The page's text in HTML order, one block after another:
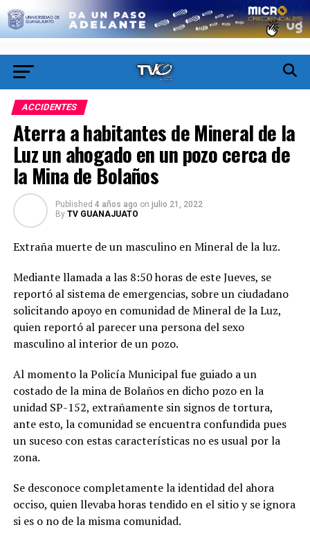
ACCIDENTES
Aterra a habitantes de Mineral de la
Luz un ahogado en un pozo cerca de
la Mina de Bolaños
Published 4 años ago on julio 21, 2022
By TV GUANAJUATO
Extraña muerte de un masculino en Mineral de la luz.
Mediante llamada a las 8:50 horas de este Jueves, se
reportó al sistema de emergencias, sobre un ciudadano
solicitando apoyo en comunidad de Mineral de la Luz,
quien reportó al parecer una persona del sexo
masculino al interior de un pozo.
Al momento la Policía Municipal fue guiado a un
costado de la mina de Bolaños en dicho pozo en la
unidad SP-152, extrañamente sin signos de tortura,
ante esto, la comunidad se encuentra confundida pues
un suceso con estas características no es usual por la
zona.
Se desconoce completamente la identidad del ahora
occiso, quien llevaba horas tendido en el sitio y se ignora
si es o no de la misma comunidad.